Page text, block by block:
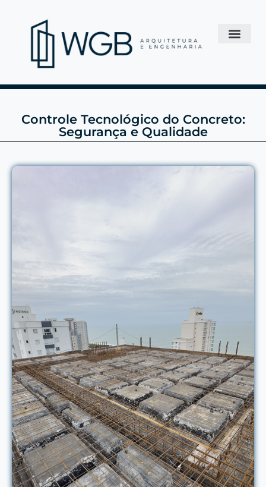
Controle Tecnológico do Concreto:
Segurança e Qualidade